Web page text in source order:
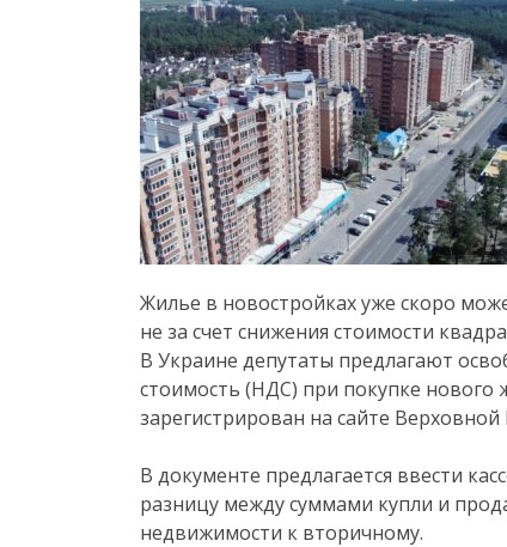
Жилье в новостройках уже скоро
не за счет снижения стоимости
В Украине депутаты предлагают
стоимость (НДС) при покупке
зарегистрирован на сайте Верховной
В документе предлагается ввести
разницу между суммами купли и
недвижимости к вторичному.